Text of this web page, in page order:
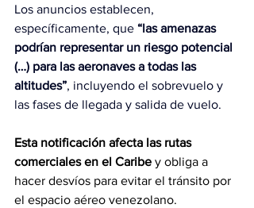
Los anuncios establecen,
específicamente, que “las amenazas
podrían representar un riesgo potencial
(…) para las aeronaves a todas las
altitudes”, incluyendo el sobrevuelo y
las fases de llegada y salida de vuelo.
Esta notificación afecta las rutas
comerciales en el Caribe y obliga a
hacer desvíos para evitar el tránsito por
el espacio aéreo venezolano.